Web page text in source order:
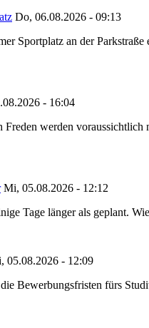
Do, 06.08.2026 - 09:13
Sportplatz an der
- 16:04
werden
Mi, 05.08.2026 - 12:12
Tage länger als geplant.
05.08.2026 - 12:09
Bewerbungsfristen fürs